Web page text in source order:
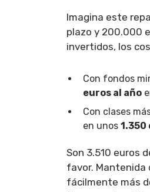
Imagina este
plazo y 200.000
invertidos, los
Con fondos
euros al año
Con clases
en unos 1.350
Son 3.510 euros
favor. Mantenida
fácilmente más